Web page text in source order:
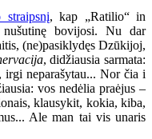
, kap „Ratilio“ in
nušutinę bovijosi. Nu dar
(ne)pasiklydęs Dzūkijoj,
, didžiausia sarmata:
irgi neparašytau... Nor čia i
vos nedėlia praėjus –
klausykit, kokia, kiba,
Ale man tai vis unaris